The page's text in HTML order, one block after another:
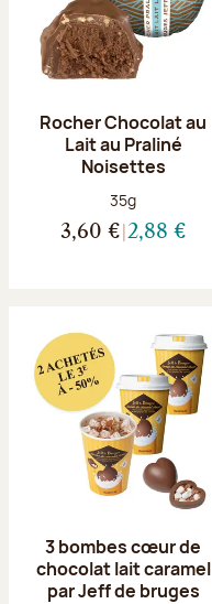
Rocher Chocolat au
Lait au Praliné
Noisettes
Poids net :
35g
3,60 € 2,88 €
3 bombes cœur de
chocolat lait caramel
par Jeff de bruges